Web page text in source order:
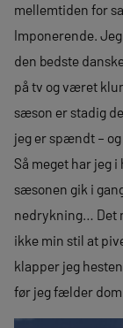
mellemtiden for
Imponerende.
den bedste
på tv og været
sæson er stadig
jeg er spændt –
Så meget har jeg
sæsonen gik i
nedrykning… Det
ikke min stil at
klapper jeg
før jeg fælder